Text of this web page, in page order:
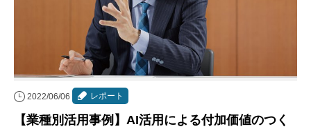
2022/06/06 レポート
【業種別活用事例】AI活用による付加価値のつく